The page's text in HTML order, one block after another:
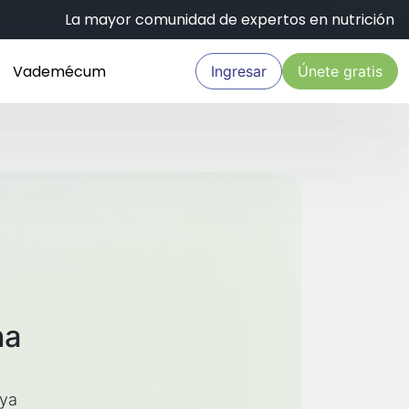
La mayor comunidad de expertos en nutrición
Vademécum Ingresar Únete gratis